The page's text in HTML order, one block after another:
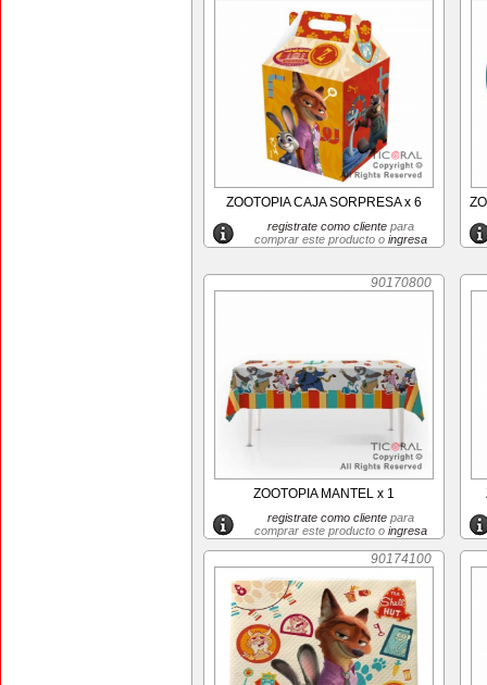
ZOOTOPIA CAJA SORPRESA x 6
registrate como clientepara
comprar este producto o ingresa
90170800
ZOOTOPIA MANTEL x 1
registrate como clientepara
comprar este producto o ingresa
90174100